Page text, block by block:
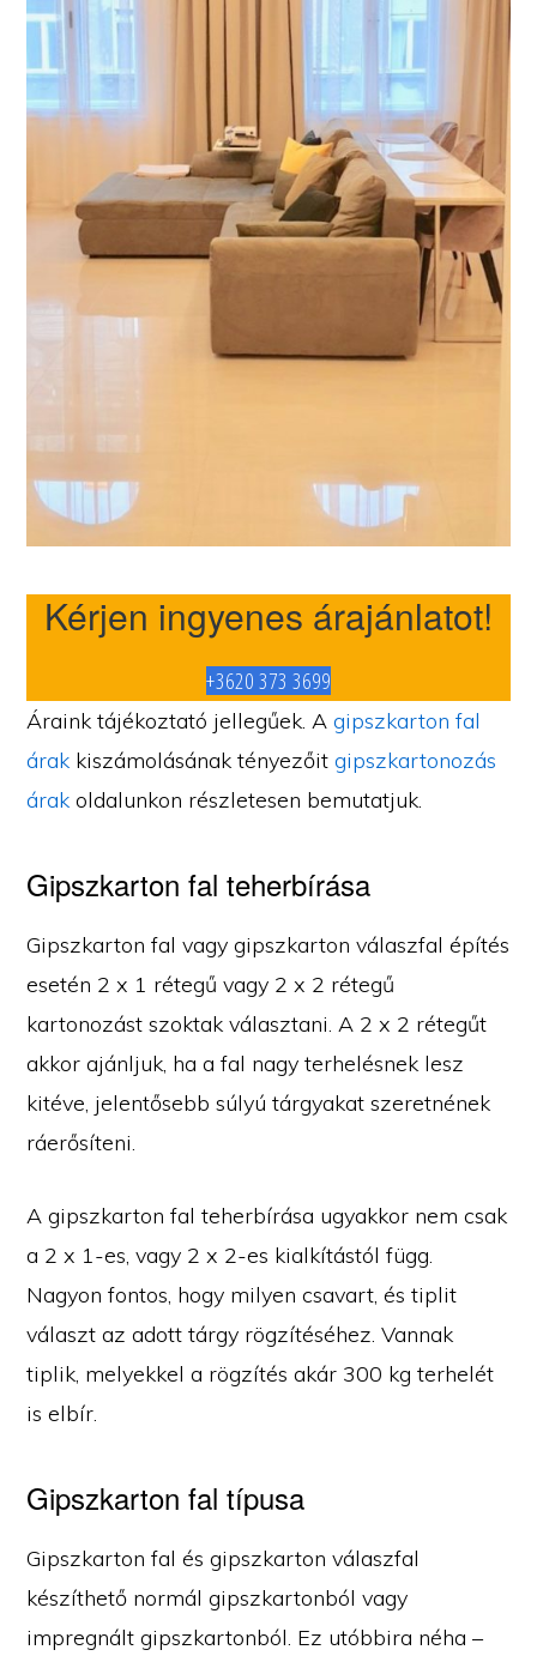
Kérjen ingyenes árajánlatot!
+3620 373 3699
Áraink tájékoztató jellegűek. Agipszkarton fal
árak kiszámolásának tényezőitgipszkartonozás
árak oldalunkon részletesen bemutatjuk.
Gipszkarton fal teherbírása
Gipszkarton fal vagy gipszkarton válaszfal építés
esetén 2 x 1 rétegű vagy 2 x 2 rétegű
kartonozást szoktak választani. A 2 x 2 rétegűt
akkor ajánljuk, ha a fal nagy terhelésnek lesz
kitéve, jelentősebb súlyú tárgyakat szeretnének
ráerősíteni.
A gipszkarton fal teherbírása ugyakkor nem csak
a 2 x 1-es, vagy 2 x 2-es kialkítástól függ.
Nagyon fontos, hogy milyen csavart, és tiplit
választ az adott tárgy rögzítéséhez. Vannak
tiplik, melyekkel a rögzítés akár 300 kg terhelét
is elbír.
Gipszkarton fal típusa
Gipszkarton fal és gipszkarton válaszfal
készíthető normál gipszkartonból vagy
impregnált gipszkartonból. Ez utóbbira néha –